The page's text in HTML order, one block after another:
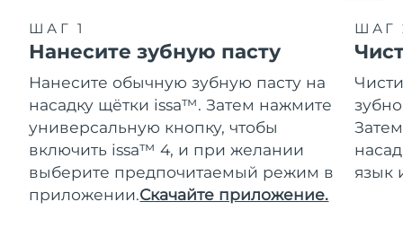
ШАГ 1
Нанесите зубную пасту
Нанесите обычную зубную пасту на
насадку щётки issa™. Затем нажмите
универсальную кнопку, чтобы
включить issa™ 4, и при желании
выберите предпочитаемый режим в
приложении.Скачайте приложение.
ШАГ
язык